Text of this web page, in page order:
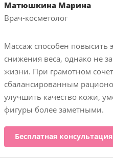
Матюшкина Марина
Врач-косметолог
Массаж способен повысить
снижения веса, однако не
жизни. При грамотном
сбалансированным
улучшить качество кожи,
фигуры более заметными.
Бесплатная консультация